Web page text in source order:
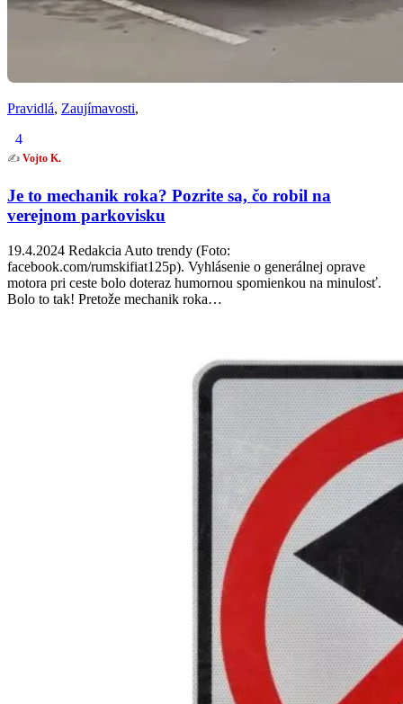
Pravidlá, Zaujímavosti,
4
✍️ Vojto K.
Je to mechanik roka? Pozrite sa, čo robil na
verejnom parkovisku
19.4.2024 Redakcia Auto trendy (Foto:
facebook.com/rumskifiat125p). Vyhlásenie o generálnej oprave
motora pri ceste bolo doteraz humornou spomienkou na minulosť.
Bolo to tak! Pretože mechanik roka…